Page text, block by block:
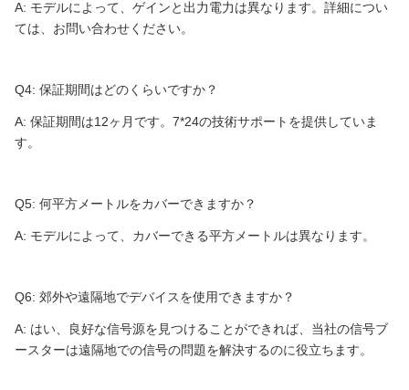
A: モデルによって、ゲインと出力電力は異なります。詳細につい
ては、お問い合わせください。
Q4: 保証期間はどのくらいですか？
A: 保証期間は12ヶ月です。7*24の技術サポートを提供していま
す。
Q5: 何平方メートルをカバーできますか？
A: モデルによって、カバーできる平方メートルは異なります。
Q6: 郊外や遠隔地でデバイスを使用できますか？
A: はい、良好な信号源を見つけることができれば、当社の信号ブ
ースターは遠隔地での信号の問題を解決するのに役立ちます。